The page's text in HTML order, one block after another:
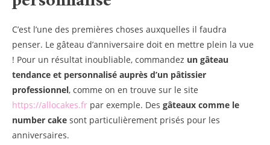
C’est l’une des premières choses auxquelles il faudra
penser. Le gâteau d’anniversaire doit en mettre plein la vue
! Pour un résultat inoubliable, commandez un gâteau
tendance et personnalisé auprès d’un pâtissier
professionnel, comme on en trouve sur le site
https://allocakes.fr par exemple. Des gâteaux comme le
number cake sont particulièrement prisés pour les
anniversaires.